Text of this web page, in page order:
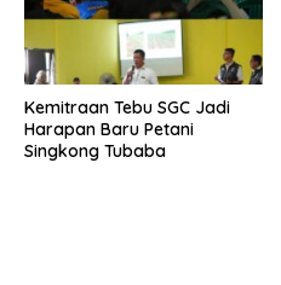
Kemitraan Tebu SGC Jadi
Harapan Baru Petani
Singkong Tubaba